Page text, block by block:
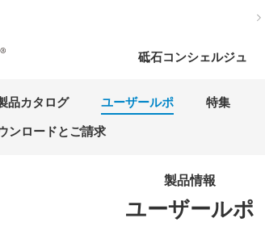
砥石コンシェルジュ
品カタログ ユーザールポ 特集
ンロードとご請求
製品情報
ユーザールポ